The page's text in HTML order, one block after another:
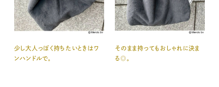
少し大人っぽく持ちたいときはワ
ンハンドルで。
そのまま持ってもおしゃれに決ま
る◎。